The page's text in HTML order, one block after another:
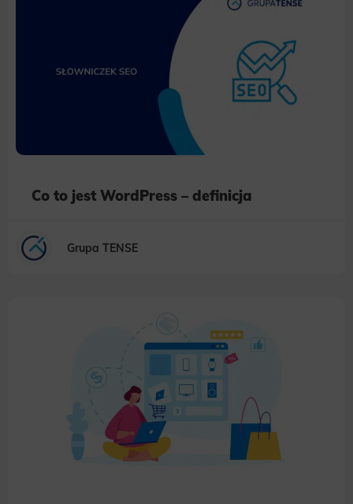
Co to jest WordPress – definicja
Grupa TENSE